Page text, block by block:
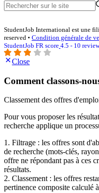
StudentJob International est une
reserved • Condition générale de
StudentJob FR score 4.5 - 10
Close
Comment classons-
Classement des offres
Pour vous proposer les
recherche applique un
1. Filtrage : les offres sont
de recherche (mots-clés,
offre ne répondant pas à ces
résultats.
2. Classement : les offres
pertinence composite calculé